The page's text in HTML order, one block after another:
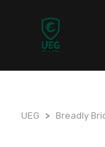
UEG > Breadly